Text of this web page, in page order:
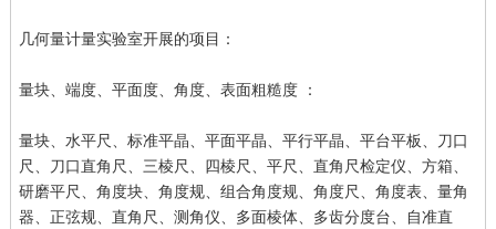
几何量计量实验室开展的项目：
量块、端度、平面度、角度、表面粗糙度 ：
量块、水平尺、标准平晶、平面平晶、平行平晶、平台平板、刀口
尺、刀口直角尺、三棱尺、四棱尺、平尺、直角尺检定仪、方箱、
研磨平尺、角度块、角度规、组合角度规、角度尺、角度表、量角
器、正弦规、直角尺、测角仪、多面棱体、多齿分度台、自准直